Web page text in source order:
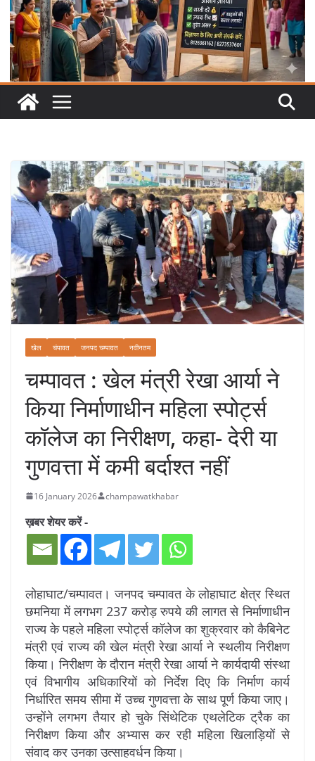
खेल चंपावत जनपद चम्पावत नवीनतम
चम्पावत : खेल मंत्री रेखा आर्या ने
किया निर्माणाधीन महिला स्पोर्ट्स
कॉलेज का निरीक्षण, कहा- देरी या
गुणवत्ता में कमी बर्दाश्त नहीं
16 January 2026 champawatkhabar
ख़बर शेयर करें -
लोहाघाट/चम्पावत। जनपद चम्पावत के लोहाघाट क्षेत्र स्थित
छमनिया में लगभग 237 करोड़ रुपये की लागत से निर्माणाधीन
राज्य के पहले महिला स्पोर्ट्स कॉलेज का शुक्रवार को कैबिनेट
मंत्री एवं राज्य की खेल मंत्री रेखा आर्या ने स्थलीय निरीक्षण
किया। निरीक्षण के दौरान मंत्री रेखा आर्या ने कार्यदायी संस्था
एवं विभागीय अधिकारियों को निर्देश दिए कि निर्माण कार्य
निर्धारित समय सीमा में उच्च गुणवत्ता के साथ पूर्ण किया जाए।
उन्होंने लगभग तैयार हो चुके सिंथेटिक एथलेटिक ट्रैक का
निरीक्षण किया और अभ्यास कर रही महिला खिलाड़ियों से
संवाद कर उनका उत्साहवर्धन किया।